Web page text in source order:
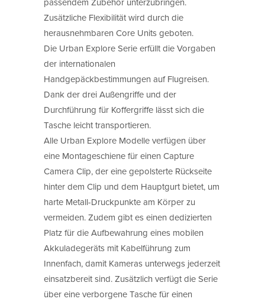
Zusätzliche Flexibilität wird durch die
herausnehmbaren Core Units geboten.
Die Urban Explore Serie erfüllt die Vorgaben
der internationalen
Handgepäckbestimmungen auf Flugreisen.
Dank der drei Außengriffe und der
Durchführung für Koffergriffe lässt sich die
Tasche leicht transportieren.
Alle Urban Explore Modelle verfügen über
eine Montageschiene für einen Capture
Camera Clip, der eine gepolsterte Rückseite
hinter dem Clip und dem Hauptgurt bietet, um
harte Metall-Druckpunkte am Körper zu
vermeiden. Zudem gibt es einen dedizierten
Platz für die Aufbewahrung eines mobilen
Akkuladegeräts mit Kabelführung zum
Innenfach, damit Kameras unterwegs jederzeit
einsatzbereit sind. Zusätzlich verfügt die Serie
über eine verborgene Tasche für einen